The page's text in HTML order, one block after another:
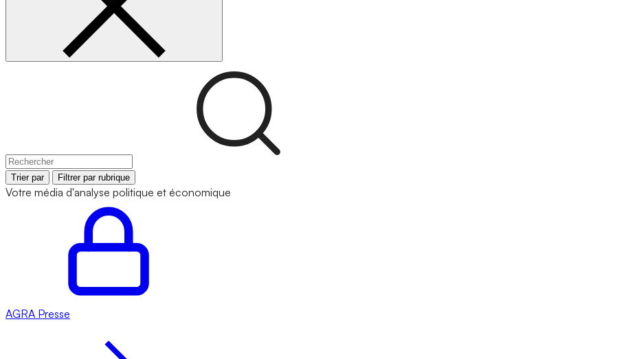
Trier par Filtrer par rubrique
Votre média d'analyse politique et économique
AGRA Presse